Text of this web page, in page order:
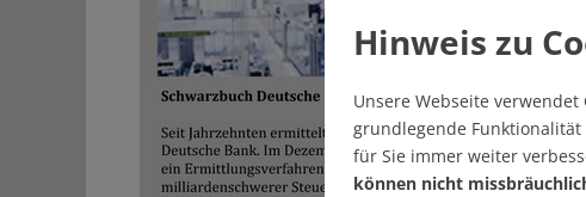
Hinweis zu
Unsere Webseite verwendet
grundlegende
für Sie immer weiter
können nicht